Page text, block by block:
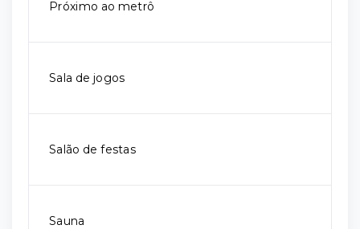
Próximo ao metrô
Sala de jogos
Salão de festas
Sauna